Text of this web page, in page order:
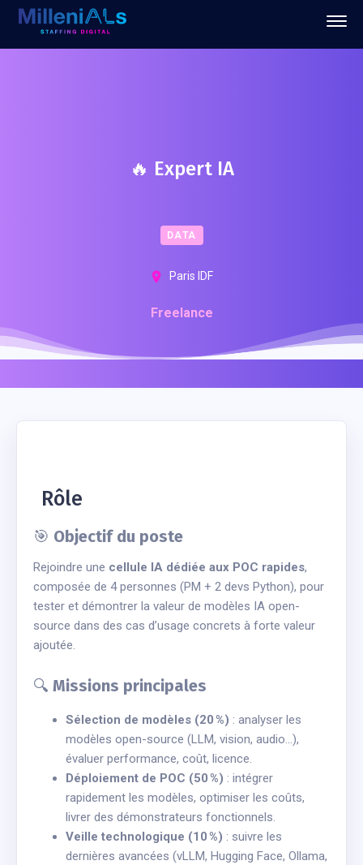
🔥 Expert IA
DATA
Paris IDF
Freelance
Rôle
🎯 Objectif du poste
Rejoindre une cellule IA dédiée aux POC rapides,
composée de 4 personnes (PM + 2 devs Python), pour
tester et démontrer la valeur de modèles IA open-
source dans des cas d’usage concrets à forte valeur
ajoutée.
🔍Missions principales
Sélection de modèles (20 %) : analyser les
modèles open-source (LLM, vision, audio…),
évaluer performance, coût, licence.
Déploiement de POC (50 %) : intégrer
rapidement les modèles, optimiser les coûts,
livrer des démonstrateurs fonctionnels.
Veille technologique (10 %) : suivre les
dernières avancées (vLLM, Hugging Face, Ollama,